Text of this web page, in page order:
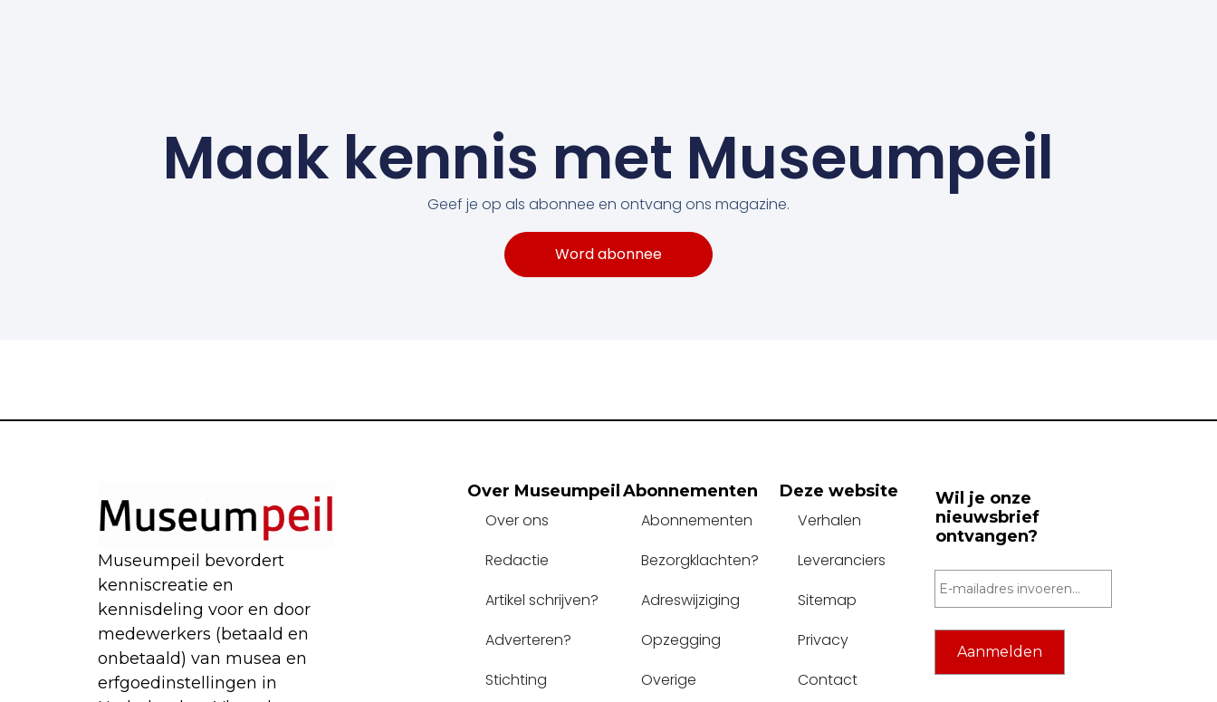
Maak kennis met Museumpeil
Geef je op als abonnee en ontvang ons magazine.
Word abonnee
Museumpeil bevordert
kenniscreatie en
kennisdeling voor en door
medewerkers (betaald en
onbetaald) van musea en
erfgoedinstellingen in
Over Museumpeil
Over ons
Redactie
Artikel schrijven?
Adverteren?
Stichting
Abonnementen
Abonnementen
Bezorgklachten?
Adreswijziging
Opzegging
Overige
Deze website
Verhalen
Leveranciers
Sitemap
Privacy
Contact
Wil je onze
nieuwsbrief
ontvangen?